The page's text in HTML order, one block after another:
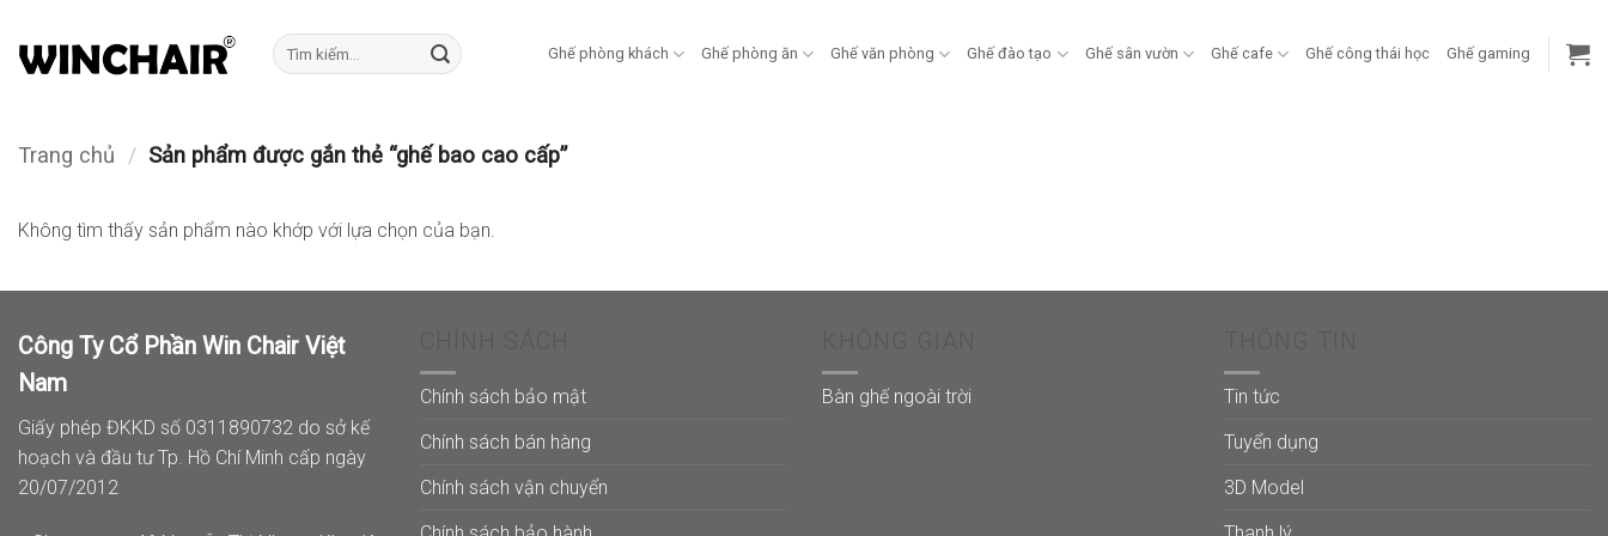
qua
Tìm
kiếm:
Ghế phòng khách Ghế phòng ăn Ghế văn phòng Ghế đào tạo Ghế sân vườn Ghế cafe Ghế công thái học Ghế gaming
Trang chủ / Sản phẩm được gắn thẻ “ghế bao cao cấp”
Không tìm thấy sản phẩm nào khớp với lựa chọn của bạn.
Công Ty Cổ Phần Win Chair Việt
Nam
Giấy phép ĐKKD số 0311890732 do sở kế
hoạch và đầu tư Tp. Hồ Chí Minh cấp ngày
20/07/2012
Chính sách bảo mật
Chính sách bán hàng
Chính sách vận chuyển
Bàn ghế ngoài trời
Tin tức
Tuyển dụng
3D Model